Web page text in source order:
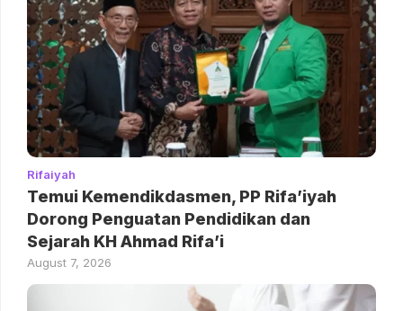
Rifaiyah
Temui Kemendikdasmen, PP Rifa’iyah
Dorong Penguatan Pendidikan dan
Sejarah KH Ahmad Rifa’i
August 7, 2026